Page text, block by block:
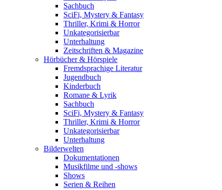
Sachbuch
SciFi, Mystery & Fantasy
Thriller, Krimi & Horror
Unkategorisierbar
Unterhaltung
Zeitschriften & Magazine
Hörbücher & Hörspiele
Fremdsprachige Literatur
Jugendbuch
Kinderbuch
Romane & Lyrik
Sachbuch
SciFi, Mystery & Fantasy
Thriller, Krimi & Horror
Unkategorisierbar
Unterhaltung
Bilderwelten
Dokumentationen
Musikfilme und -shows
Shows
Serien & Reihen